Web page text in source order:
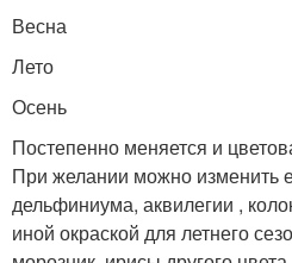
Весна
Лето
Осень
Постепенно меняется и
При желании можно изменить
дельфиниума, аквилегии ,
иной окраской для летнего